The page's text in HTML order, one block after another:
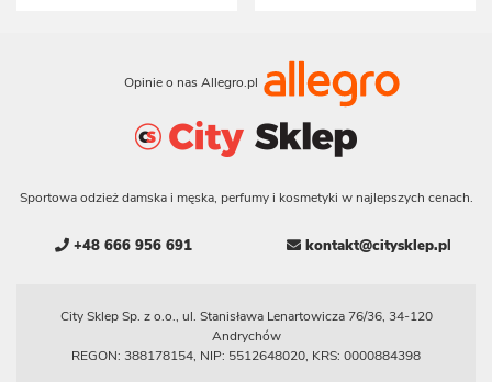
Opinie o nas Allegro.pl
Sportowa odzież damska i męska, perfumy i kosmetyki w najlepszych cenach.
+48 666 956 691 kontakt@citysklep.pl
City Sklep Sp. z o.o., ul. Stanisława Lenartowicza 76/36, 34-120
Andrychów
REGON: 388178154, NIP: 5512648020, KRS: 0000884398